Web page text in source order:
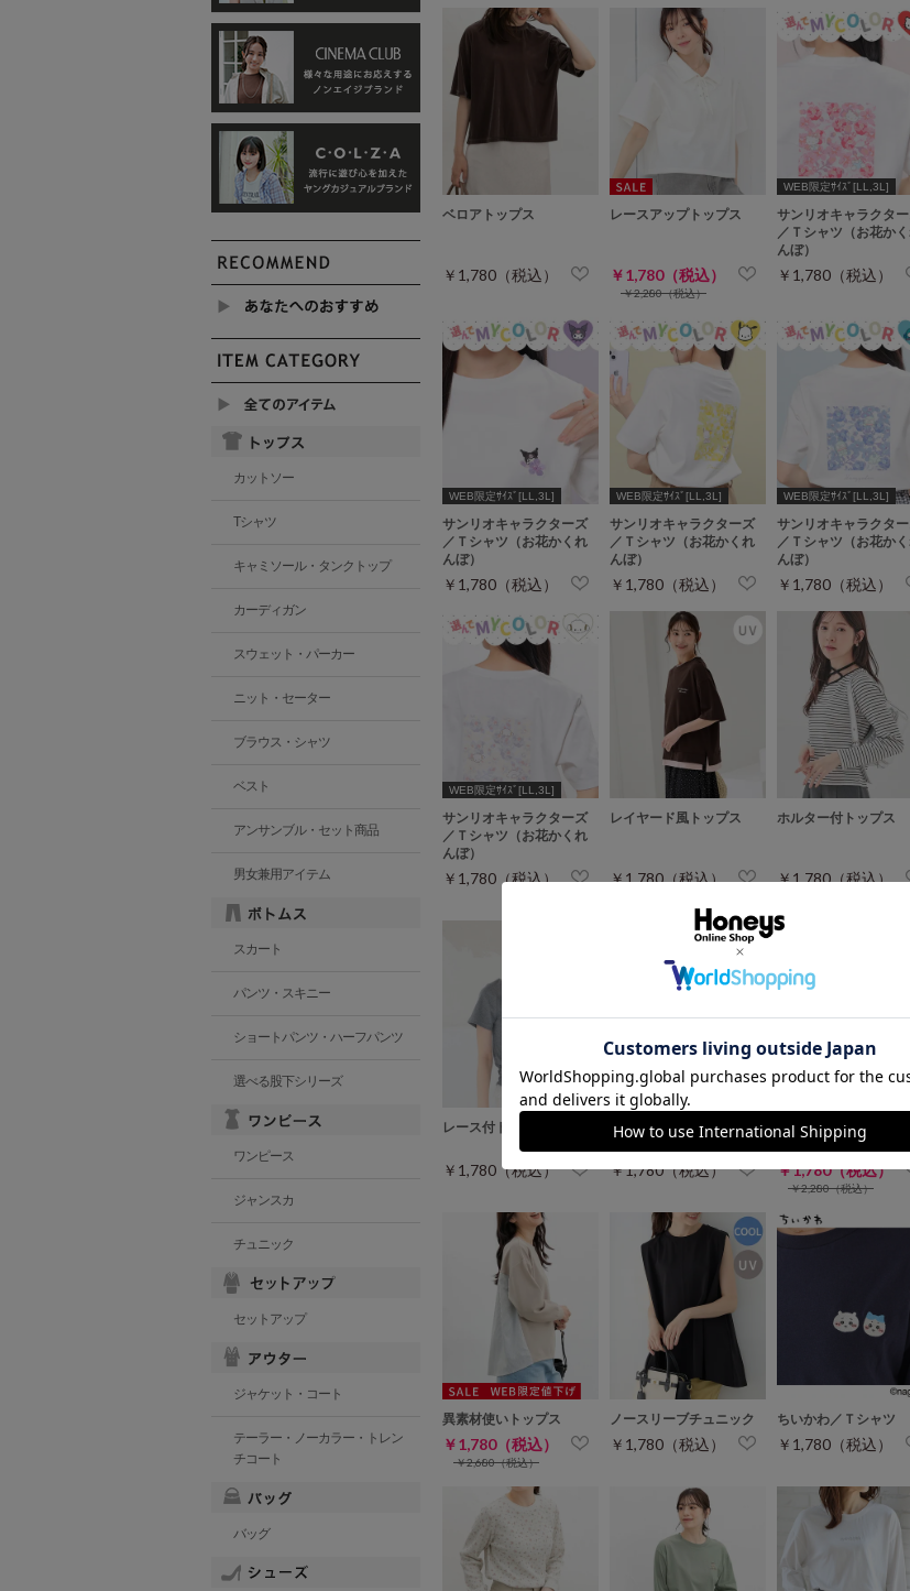
ベロアトップス
￥1,780（税込）
レースアップトップス
￥1,780（税込）
￥2,280（税込）
WEB限定ｻｲｽﾞ[LL,3L]
サンリオキャラクタ
／Ｔシャツ（お花か
んぼ）
￥1,780（税込）
WEB限定ｻｲｽﾞ[LL,3L]
サンリオキャラクターズ
／Ｔシャツ（お花かくれ
んぼ）
￥1,780（税込）
WEB限定ｻｲｽﾞ[LL,3L]
サンリオキャラクターズ
／Ｔシャツ（お花かくれ
んぼ）
￥1,780（税込）
WEB限定ｻｲｽﾞ[LL,3L]
サンリオキャラクタ
／Ｔシャツ（お花か
んぼ）
￥1,780（税込）
WEB限定ｻｲｽﾞ[LL,3L]
サンリオキャラクターズ
／Ｔシャツ（お花かくれ
んぼ）
￥1,780（税込）
レイヤード風トップス
￥1,780（税込）
ホルター付トップス
￥1,780（税込）
レース付トップス
￥1,780（税込）
脇ドロストヘンリーネッ
￥1,780（税込）
チュールフリルトップ
￥1,780（税込）
￥2,280（税込）
異素材使いトップス
￥1,780（税込）
￥2,680（税込）
ノースリーブチュニック
￥1,780（税込）
ちいかわ／Ｔシャツ
￥1,780（税込）
カットソー
Tシャツ
キャミソール・タンクトップ
カーディガン
スウェット・パーカー
ニット・セーター
ブラウス・シャツ
ベスト
アンサンブル・セット商品
男女兼用アイテム
スカート
パンツ・スキニー
ショートパンツ・ハーフパンツ
選べる股下シリーズ
ワンピース
ジャンスカ
チュニック
セットアップ
ジャケット・コート
テーラー・ノーカラー・トレン
チコート
バッグ